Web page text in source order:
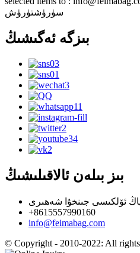
سۈرۈشتۈرۈش
بىزگە ئەگىشىڭ
بىز بىلەن ئالاقىلىشىڭ
ئۆلكىسى جىنخۇا شەھىرى
+8615557990160
info@feimabag.com
© Copyright - 2010-2022: All rights